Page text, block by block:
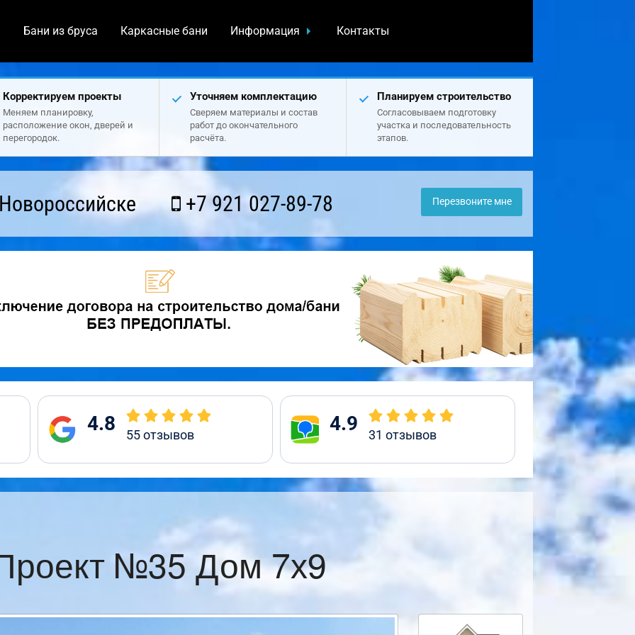
Бани из бруса Каркасные бани Информация Контакты
Корректируем проекты
Меняем планировку,
расположение окон, дверей и
перегородок.
Уточняем комплектацию
Сверяем материалы и состав
работ до окончательного
расчёта.
Планируем строительство
Согласовываем подготовку
участка и последовательность
этапов.
+7 921 027-89-78 Перезвоните мне
4.8 55отзывов 4.9 31 отзывов
№35 Дом 7х9